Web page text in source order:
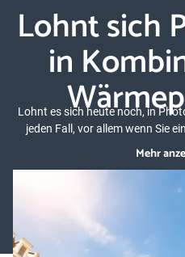
Lohnt sich
in
Lohnt es sich heute noch, in
jeden Fall, vor allem wenn Sie
Photovoltaik und
sondern auch Ihre
Mehr